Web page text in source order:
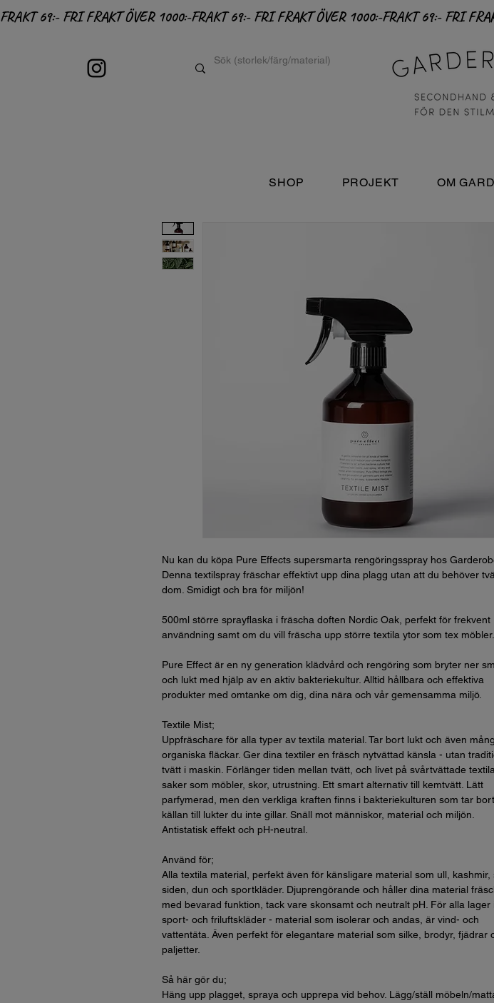
FRAKT 69:- FRI FRAKT ÖVER 1000:-
SHOP PROJEKT OM
Nu kan du köpa Pure Effects supersmarta rengöringsspray hos
Denna textilspray fräschar effektivt upp dina plagg utan att du behöver
dom. Smidigt och bra för miljön!
500ml större sprayflaska i fräscha doften Nordic Oak, perfekt för frekvent
användning samt om du vill fräscha upp större textila ytor som tex möbler.
Pure Effect är en ny generation klädvård och rengöring som bryter ner
och lukt med hjälp av en aktiv bakteriekultur. Alltid hållbara och effektiva
produkter med omtanke om dig, dina nära och vår gemensamma miljö.
Textile Mist;
Uppfräschare för alla typer av textila material. Tar bort lukt och även
organiska fläckar. Ger dina textiler en fräsch nytvättad känsla - utan
tvätt i maskin. Förlänger tiden mellan tvätt, och livet på svårtvättade textila
saker som möbler, skor, utrustning. Ett smart alternativ till kemtvätt. Lätt
parfymerad, men den verkliga kraften finns i bakteriekulturen som tar bort
källan till lukter du inte gillar. Snäll mot människor, material och miljön.
Antistatisk effekt och pH-neutral.
Använd för;
Alla textila material, perfekt även för känsligare material som ull, kashmir,
siden, dun och sportkläder. Djuprengörande och håller dina material
med bevarad funktion, tack vare skonsamt och neutralt pH. För alla lager i
sport- och friluftskläder - material som isolerar och andas, är vind- och
vattentäta. Även perfekt för elegantare material som silke, brodyr, fjädrar
paljetter.
Så här gör du;
Häng upp plagget, spraya och upprepa vid behov. Lägg/ställ möbeln/